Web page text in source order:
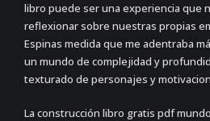
libro puede ser una experiencia que
reflexionar sobre nuestras propias
Espinas medida que me adentraba
un mundo de complejidad y
texturado de personajes y
La construcción libro gratis pdf